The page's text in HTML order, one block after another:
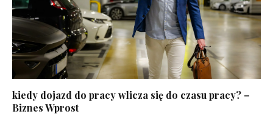
kiedy dojazd do pracy wlicza się do czasu pracy? –
Biznes Wprost